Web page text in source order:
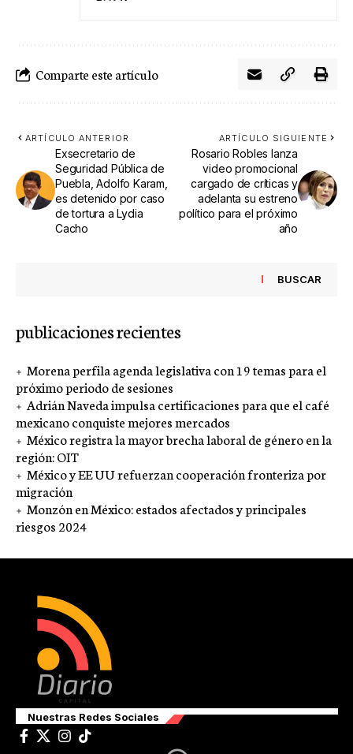
Comparte este artículo
ARTÍCULO ANTERIOR
Exsecretario de
Seguridad Pública de
Puebla, Adolfo Karam,
es detenido por caso
de tortura a Lydia
Cacho
ARTÍCULO SIGUIENTE
Rosario Robles lanza
video promocional
cargado de críticas y
adelanta su estreno
político para el próximo
año
BUSCAR
publicaciones recientes
Morena perfila agenda legislativa con 19 temas para el
próximo periodo de sesiones
Adrián Naveda impulsa certificaciones para que el café
mexicano conquiste mejores mercados
México registra la mayor brecha laboral de género en la
región: OIT
México y EE UU refuerzan cooperación fronteriza por
migración
Monzón en México: estados afectados y principales
riesgos 2024
Nuestras Redes Sociales